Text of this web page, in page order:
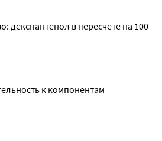
молочной железы в период
опрелости у грудных
декспантенол в пересчете на 100
белый, ланолин,
%), ланолиновый спирт, вода
к компонентам